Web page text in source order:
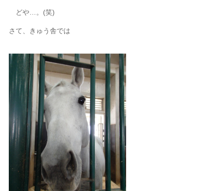
どや…。(笑)
さて、きゅう舎では